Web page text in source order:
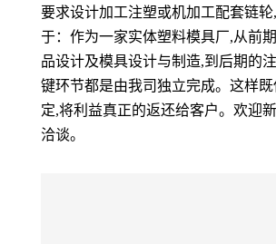
要求设计加工注塑或机加工配套链
于：作为一家实体塑料模具厂,从前
品设计及模具设计与制造,到后期的
键环节都是由我司独立完成。这样
定,将利益真正的返还给客户。欢迎
洽谈。